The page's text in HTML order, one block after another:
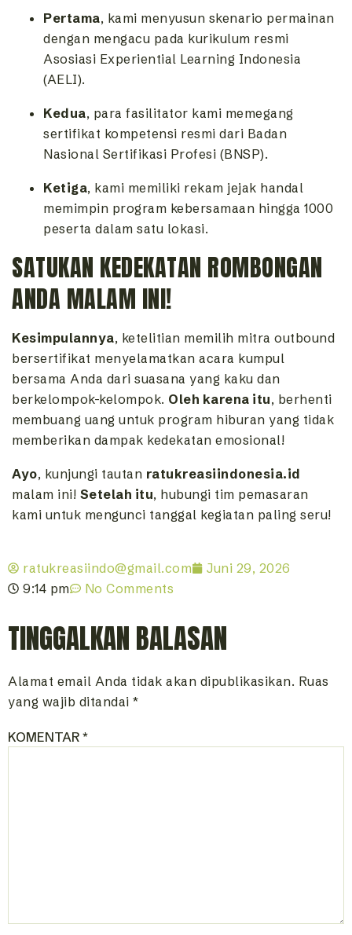
Pertama, kami menyusun skenario permainan
dengan mengacu pada kurikulum resmi
Asosiasi Experiential Learning Indonesia
(AELI).
Kedua, para fasilitator kami memegang
sertifikat kompetensi resmi dari Badan
Nasional Sertifikasi Profesi (BNSP).
Ketiga, kami memiliki rekam jejak handal
memimpin program kebersamaan hingga 1000
peserta dalam satu lokasi.
SATUKAN KEDEKATAN ROMBONGAN
ANDA MALAM INI!
Kesimpulannya, ketelitian memilih mitra outbound
bersertifikat menyelamatkan acara kumpul
bersama Anda dari suasana yang kaku dan
berkelompok-kelompok. Oleh karena itu, berhenti
membuang uang untuk program hiburan yang tidak
memberikan dampak kedekatan emosional!
Ayo, kunjungi tautan ratukreasiindonesia.id
malam ini! Setelah itu, hubungi tim pemasaran
kami untuk mengunci tanggal kegiatan paling seru!
ratukreasiindo@gmail.com
Juni 29, 2026
9:14 pm
No Comments
TINGGALKAN BALASAN
Alamat email Anda tidak akan dipublikasikan. Ruas
yang wajib ditandai *
KOMENTAR*